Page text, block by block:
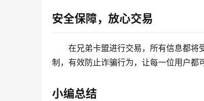
安全保障，放心交易
在兄弟卡盟进行交易，所有信息都将
制，有效防止诈骗行为，让每一位用户都
小编总结